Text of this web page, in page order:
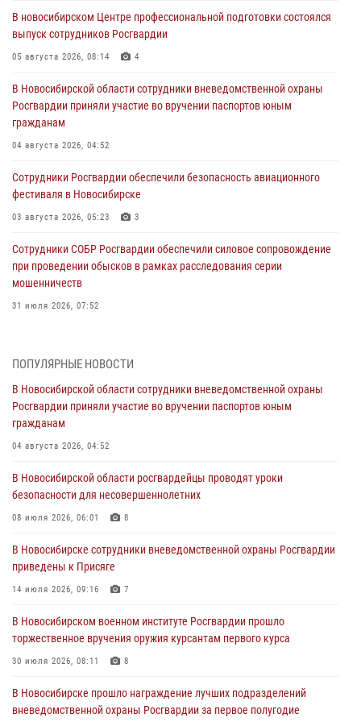
В новосибирском Центре профессиональной подготовки состоялся
выпуск сотрудников Росгвардии
05 августа 2026, 08:14 4
В Новосибирской области сотрудники вневедомственной охраны
Росгвардии приняли участие во вручении паспортов юным
гражданам
04 августа 2026, 04:52
Сотрудники Росгвардии обеспечили безопасность авиационного
фестиваля в Новосибирске
03 августа 2026, 05:23 3
Сотрудники СОБР Росгвардии обеспечили силовое сопровождение
при проведении обысков в рамках расследования серии
мошенничеств
31 июля 2026, 07:52
При силовой поддержке бойцов ОМОН и СОБР Росгвардии
пресечена деятельность группы лиц, причастных к мошенничеству
в сфере страхования
В Новосибирске сотрудниками вневедомственной охраны
Росгвардии задержан гражданин, находящийся в розыске
В Новосибирске военнослужащие отряда спецназа «Ермак»
Росгвардии провели занятия по беспарашютному десантированию
В Новосибирске военнослужащие Росгвардии почтили память детей
– жертв войны в Донбассе
ПОПУЛЯРНЫЕ НОВОСТИ
В Новосибирской области сотрудники вневедомственной охраны
Росгвардии приняли участие во вручении паспортов юным
гражданам
04 августа 2026, 04:52
В Новосибирской области росгвардейцы проводят уроки
безопасности для несовершеннолетних
08 июля 2026, 06:01 8
В Новосибирске сотрудники вневедомственной охраны Росгвардии
приведены к Присяге
14 июля 2026, 09:16 7
В Новосибирском военном институте Росгвардии прошло
торжественное вручения оружия курсантам первого курса
30 июля 2026, 08:11 8
В Новосибирске прошло награждение лучших подразделений
вневедомственной охраны Росгвардии за первое полугодие